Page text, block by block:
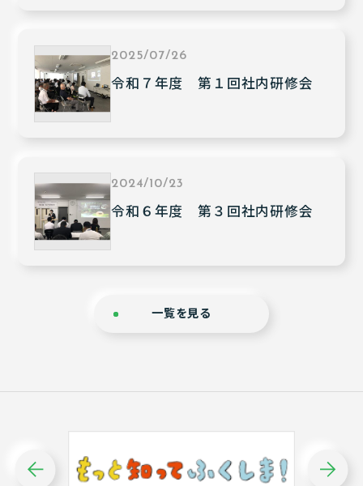
2025/07/26
令和７年度 第１回社内研修会
2024/10/23
令和６年度 第３回社内研修会
一覧を見る